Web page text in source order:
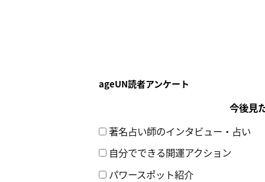
ageUN読者アンケート
今後見
著名占い師のインタビュー・占い
自分でできる開運アクション
パワースポット紹介